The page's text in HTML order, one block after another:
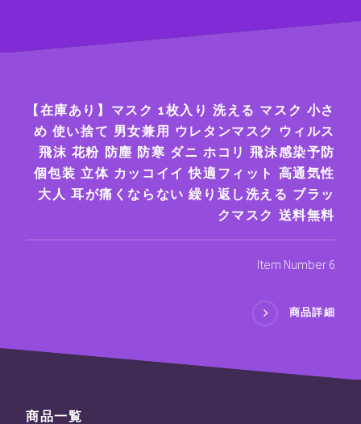
【在庫あり】マスク 1枚入り 洗える マスク 小さ
め 使い捨て 男女兼用 ウレタンマスク ウィルス
飛沫 花粉 防塵 防寒 ダニ ホコリ 飛沫感染予防
個包装 立体 カッコイイ 快適フィット 高通気性
大人 耳が痛くならない 繰り返し洗える ブラッ
クマスク 送料無料
Item Number 6
商品詳細
商品一覧